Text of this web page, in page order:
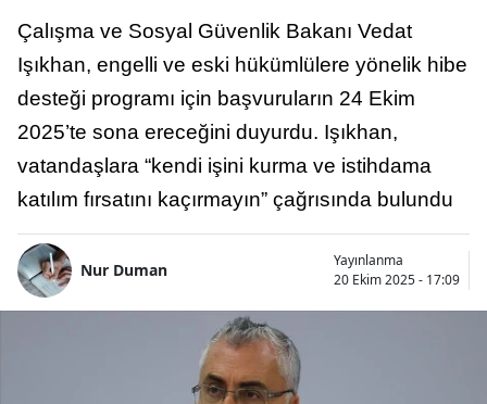
Çalışma ve Sosyal Güvenlik Bakanı Vedat
Işıkhan, engelli ve eski hükümlülere yönelik hibe
desteği programı için başvuruların 24 Ekim
2025’te sona ereceğini duyurdu. Işıkhan,
vatandaşlara “kendi işini kurma ve istihdama
katılım fırsatını kaçırmayın” çağrısında bulundu
Nur Duman
Yayınlanma
20 Ekim 2025 - 17:09